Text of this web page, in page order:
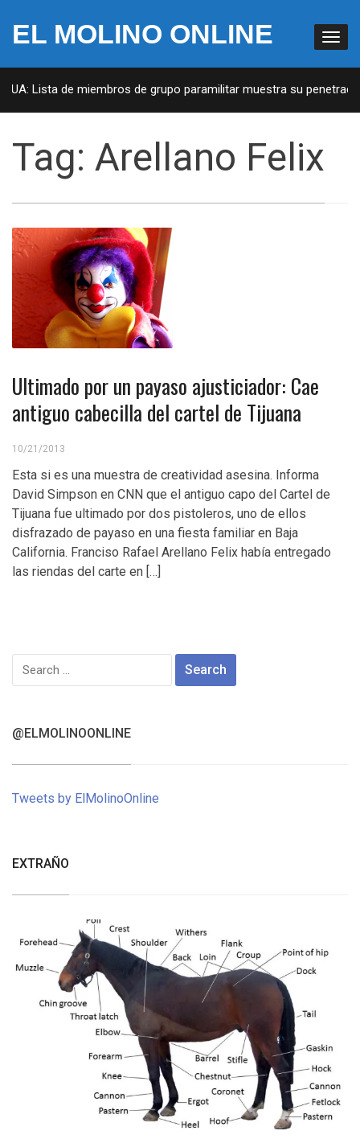
EL MOLINO ONLINE
Lista de miembros de grupo paramilitar muestra su
Tag: Arellano Felix
Ultimado por un payaso ajusticiador: Cae
antiguo cabecilla del cartel de Tijuana
10/21/2013
Esta si es una muestra de creatividad asesina. Informa
David Simpson en CNN que el antiguo capo del Cartel de
Tijuana fue ultimado por dos pistoleros, uno de ellos
disfrazado de payaso en una fiesta familiar en Baja
California. Franciso Rafael Arellano Felix había entregado
las riendas del carte en […]
Search
for:
@ELMOLINOONLINE
Tweets by ElMolinoOnline
EXTRAÑO